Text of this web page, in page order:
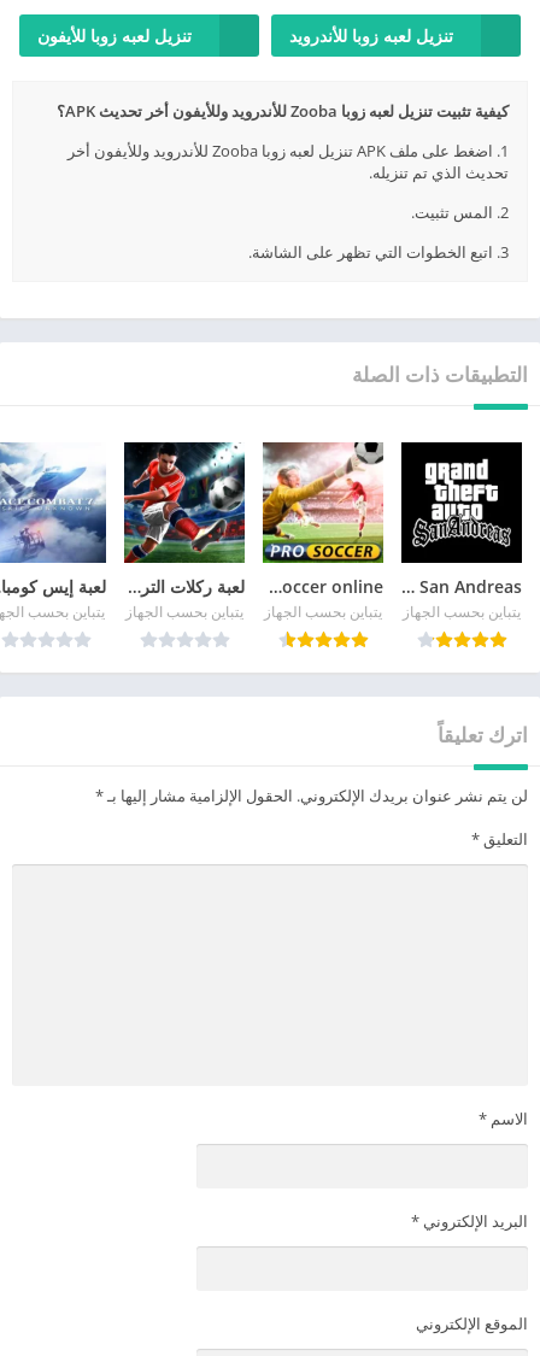
تنزيل لعبه زوبا للأندرويد تنزيل لعبه زوبا للأيفون
كيفية تثبيت تنزيل لعبه زوبا Zooba للأندرويد وللأيفون أخر تحديث APK؟
1. اضغط على ملف APK تنزيل لعبه زوبا Zooba للأندرويد وللأيفون أخر
تحديث الذي تم تنزيله.
2. المس تثبيت.
3. اتبع الخطوات التي تظهر على الشاشة.
التطبيقات ذات الصلة
GTA San Andreas
يتباين بحسب الجهاز
pro soccer online مهكرة
يتباين بحسب الجهاز
لعبة ركلات الترجيح
يتباين بحسب الجهاز يتباين بحسب
اترك تعليقاً
لن يتم نشر عنوان بريدك الإلكتروني. الحقول الإلزامية مشار إليها بـ*
التعليق *
الاسم *
البريد الإلكتروني *
الموقع الإلكتروني